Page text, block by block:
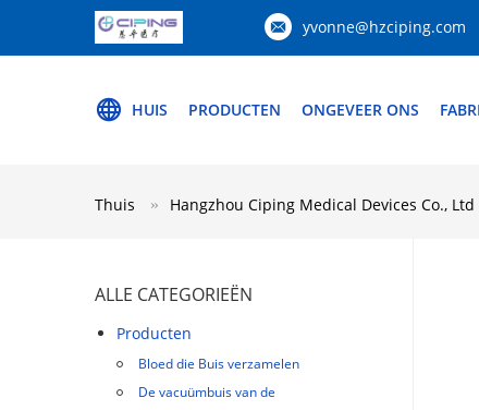
yvonne@hzciping.com
HUIS PRODUCTEN ONGEVEER ONS
Thuis Hangzhou Ciping Medical Devices Co.,
ALLE CATEGORIEËN
Producten
Bloed die Buis verzamelen
De vacuümbuis van de